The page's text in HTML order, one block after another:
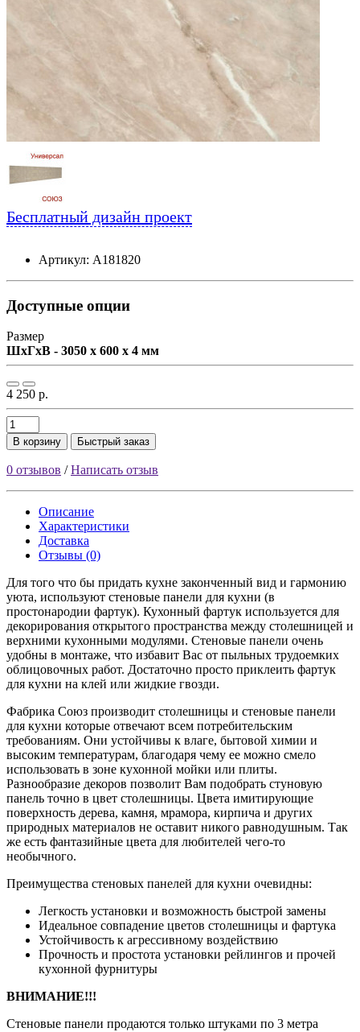
Бесплатный дизайн проект
Артикул: А181820
Доступные опции
Размер
ШxГxВ - 3050 x 600 x 4 мм
4 250 р.
В корзину Быстрый заказ
0 отзывов /Написать отзыв
Описание
Характеристики
Доставка
Отзывы (0)
Для того что бы придать кухне законченный вид и гармонию
уюта, используют стеновые панели для кухни (в
простонародии фартук). Кухонный фартук используется для
декорирования открытого пространства между столешницей и
верхними кухонными модулями. Стеновые панели очень
удобны в монтаже, что избавит Вас от пыльных трудоемких
облицовочных работ. Достаточно просто приклеить фартук
для кухни на клей или жидкие гвозди.
Фабрика Союз производит столешницы и стеновые панели
для кухни которые отвечают всем потребительским
требованиям. Они устойчивы к влаге, бытовой химии и
высоким температурам, благодаря чему ее можно смело
использовать в зоне кухонной мойки или плиты.
Разнообразие декоров позволит Вам подобрать стуновую
панель точно в цвет столешницы. Цвета имитирующие
поверхность дерева, камня, мрамора, кирпича и других
природных материалов не оставит никого равнодушным. Так
же есть фантазийные цвета для любителей чего-то
необычного.
Преимущества стеновых панелей для кухни очевидны:
Легкость установки и возможность быстрой замены
Идеальное совпадение цветов столешницы и фартука
Устойчивость к агрессивному воздействию
Прочность и простота установки рейлингов и прочей
кухонной фурнитуры
ВНИМАНИЕ!!!
Стеновые панели продаются только штуками по 3 метра